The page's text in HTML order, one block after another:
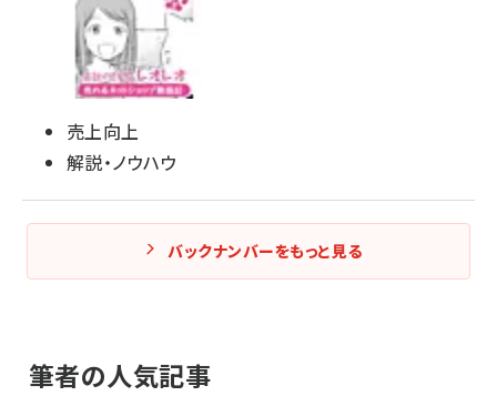
売上向上
解説・ノウハウ
バックナンバーをもっと見る
筆者の人気記事